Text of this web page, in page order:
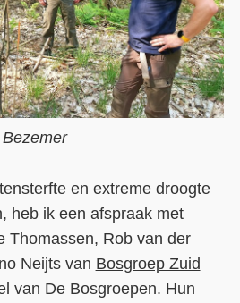
en extreme droogte
heb ik een afspraak met
Thomassen, Rob van der
Neijts van Bosgroep Zuid
van De Bosgroepen. Hun